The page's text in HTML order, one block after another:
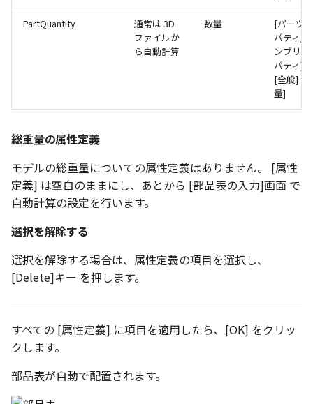
PartQuantity
通常は 3D
ファイルか
ら自動計算
数量
[パーツ
パティ/
ンブリプ
パティ]
[全般] →
量]
総重量の属性定義
モデルの総重量についての属性定義はありません。 [属性
定義] は空白のままにし、あとから [部品表の入力]画面 で
自動計算の設定を行います。
選択を解除する
選択を解除する場合は、属性定義の項目を選択し、
[Delete]キー を押します。
すべての [属性定義] に項目を適用したら、[OK] をクリッ
クします。
部品表が自動で配置されます。